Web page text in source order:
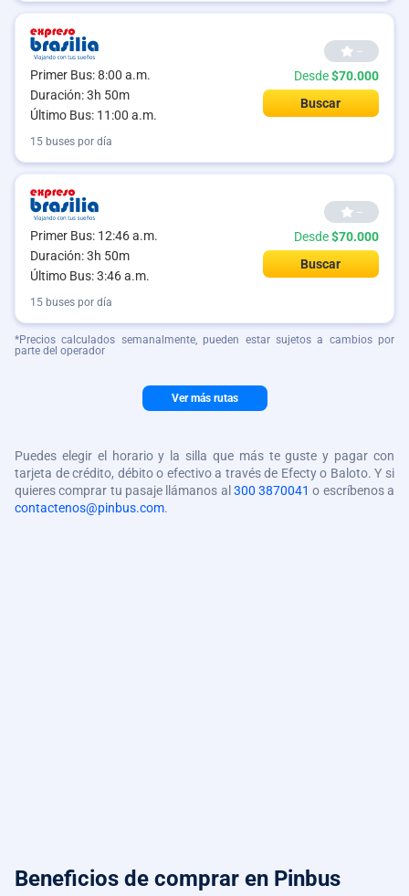
Primer Bus: 8:00 a.m.
Duración: 3h 50m
Último Bus: 11:00 a.m.
--
Desde$70.000
Buscar
15 buses por día
Primer Bus: 12:46 a.m.
Duración: 3h 50m
Último Bus: 3:46 a.m.
--
Desde$70.000
Buscar
15 buses por día
*Precios calculados semanalmente, pueden estar sujetos a cambios por
parte del operador
Ver más rutas
Puedes elegir el horario y la silla que más te guste y pagar con
tarjeta de crédito, débito o efectivo a través de Efecty o Baloto. Y si
quieres comprar tu pasaje llámanos al 300 3870041 o escríbenos a
contactenos@pinbus.com.
Beneficios de comprar en Pinbus